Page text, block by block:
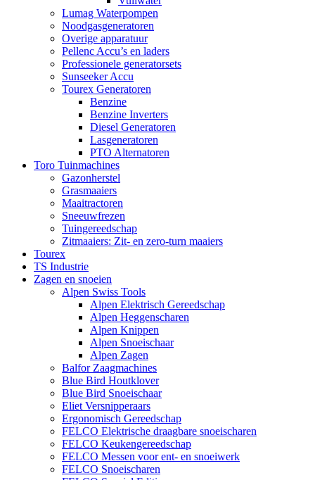
Lumag Waterpompen
Noodgasgeneratoren
Overige apparatuur
Pellenc Accu’s en laders
Professionele generatorsets
Sunseeker Accu
Tourex Generatoren
Benzine
Benzine Inverters
Diesel Generatoren
Lasgeneratoren
PTO Alternatoren
Toro Tuinmachines
Gazonherstel
Grasmaaiers
Maaitractoren
Sneeuwfrezen
Tuingereedschap
Zitmaaiers: Zit- en zero-turn maaiers
Tourex
TS Industrie
Zagen en snoeien
Alpen Swiss Tools
Alpen Elektrisch Gereedschap
Alpen Heggenscharen
Alpen Knippen
Alpen Snoeischaar
Alpen Zagen
Balfor Zaagmachines
Blue Bird Houtklover
Blue Bird Snoeischaar
Eliet Versnipperaars
Ergonomisch Gereedschap
FELCO Elektrische draagbare snoeischaren
FELCO Keukengereedschap
FELCO Messen voor ent- en snoeiwerk
FELCO Snoeischaren